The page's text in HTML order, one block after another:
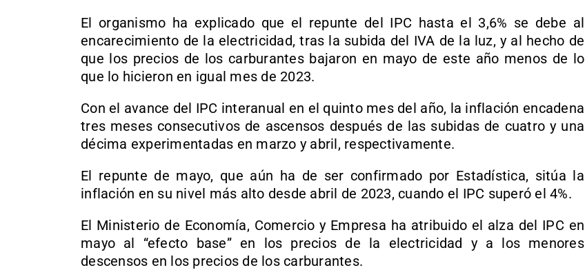
El organismo ha explicado que el repunte del IPC hasta el 3,6% se debe al
encarecimiento de la electricidad, tras la subida del IVA de la luz, y al hecho de
que los precios de los carburantes bajaron en mayo de este año menos de lo
que lo hicieron en igual mes de 2023.
Con el avance del IPC interanual en el quinto mes del año, la inflación encadena
tres meses consecutivos de ascensos después de las subidas de cuatro y una
décima experimentadas en marzo y abril, respectivamente.
El repunte de mayo, que aún ha de ser confirmado por Estadística, sitúa la
inflación en su nivel más alto desde abril de 2023, cuando el IPC superó el 4%.
El Ministerio de Economía, Comercio y Empresa ha atribuido el alza del IPC en
mayo al “efecto base” en los precios de la electricidad y a los menores
descensos en los precios de los carburantes.